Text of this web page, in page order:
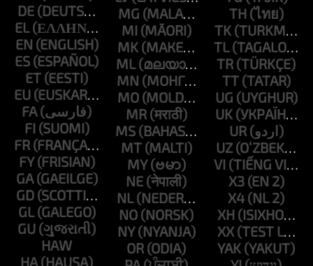
DE
EL
EN
ES
ET
EU
FA
FI
FR
FY
GA
GD
GL
GU
HAW
HA
MG
MI
MK
ML
MN
MO
MR
MS
MT
MY
NE
NL
NO
NY
OR
TH
TK
TL
TR
TT
UG
UK
UR
UZ
VI
X3
X4
XH
XX
YAK